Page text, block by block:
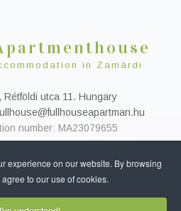
in Zamárdi
Rétföldi utca 11. Hungary
number: MA23079655
ROOM RESERVATION SYSTEM
OUR ACCOMMODATION
experience on our website. By browsing
to our use of cookies.